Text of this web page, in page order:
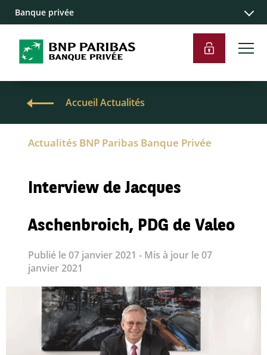
Banque privée
Accueil Actualités
Actualités BNP Paribas Banque Privée
Interview de Jacques
Aschenbroich, PDG de Valeo
Publié le 07 janvier 2021 - Mis à jour le 07
janvier 2021